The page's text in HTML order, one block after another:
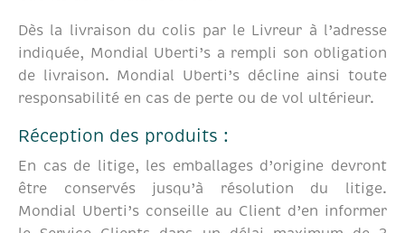
Dès la livraison du colis par le Livreur à l’adresse
indiquée, Mondial Uberti’s a rempli son obligation
de livraison. Mondial Uberti’s décline ainsi toute
responsabilité en cas de perte ou de vol ultérieur.
Réception des produits :
En cas de litige, les emballages d’origine devront
être conservés jusqu’à résolution du litige.
Mondial Uberti’s conseille au Client d’en informer